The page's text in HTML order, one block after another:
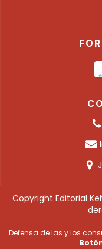
Copyright Editorial
Defensa de las y los